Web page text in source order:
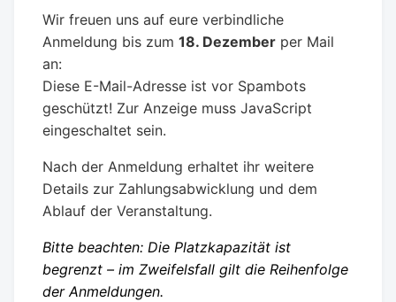
Wir freuen uns auf eure verbindliche
Anmeldung bis zum 18. Dezember per Mail
an:
Diese E-Mail-Adresse ist vor Spambots
geschützt! Zur Anzeige muss JavaScript
eingeschaltet sein.
Nach der Anmeldung erhaltet ihr weitere
Details zur Zahlungsabwicklung und dem
Ablauf der Veranstaltung.
Bitte beachten: Die Platzkapazität ist
begrenzt – im Zweifelsfall gilt die Reihenfolge
der Anmeldungen.